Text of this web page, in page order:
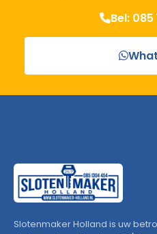
Bel:
Slotenmaker Holland is uw